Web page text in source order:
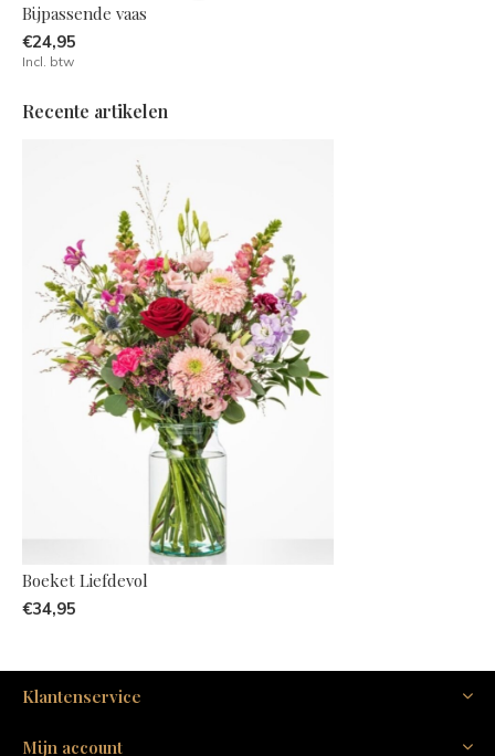
Bijpassende vaas
€24,95
Incl. btw
Recente artikelen
Boeket Liefdevol
€34,95
Klantenservice
Mijn account